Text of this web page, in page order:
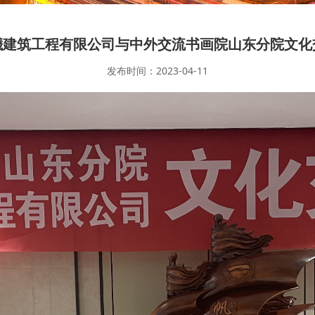
筑工程有限公司与中外交流书画院山东分院文
发布时间：2023-04-11